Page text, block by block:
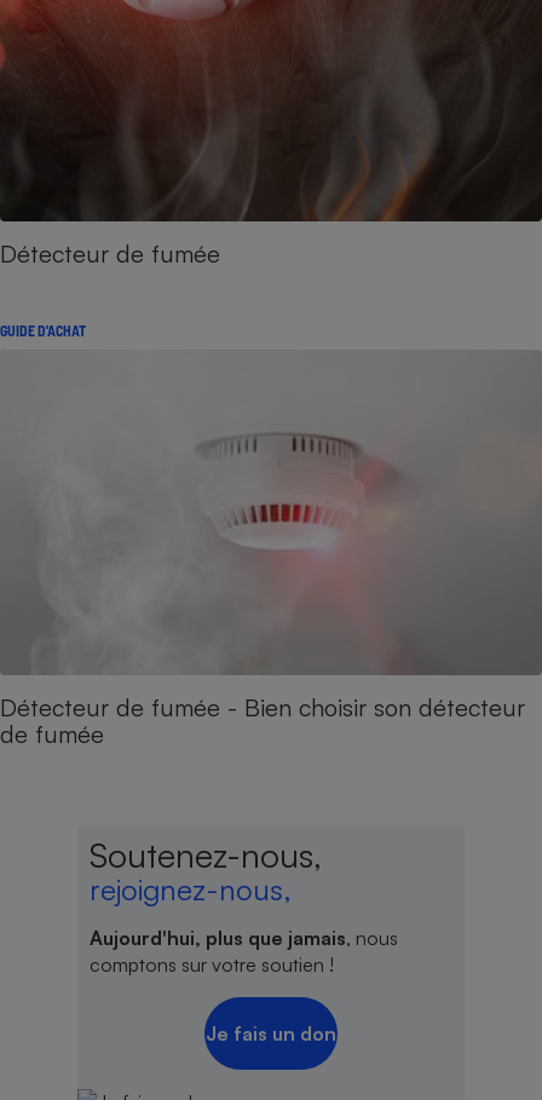
Détecteur de fumée
GUIDE D'ACHAT
Détecteur de fumée - Bien choisir son détecteur
de fumée
Soutenez-nous,
rejoignez-nous,
Aujourd'hui, plus que jamais, nous
comptons sur votre soutien !
Je fais un don